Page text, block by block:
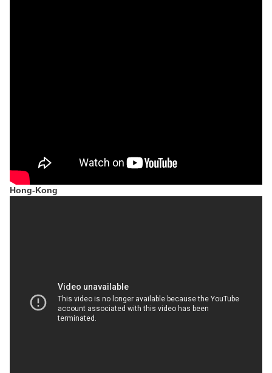
Hong-Kong